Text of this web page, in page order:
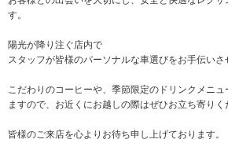
す。
陽光が降り注ぐ店内で
スタッフが皆様のパーソナルな車選びをお手伝いさ
こだわりのコーヒーや、季節限定のドリンクメニュ
ますので、お近くにお越しの際はぜひお立ち寄りく
皆様のご来店を心よりお待ち申し上げております。